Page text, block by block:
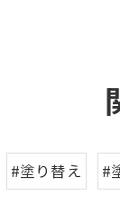
#塗り替え #